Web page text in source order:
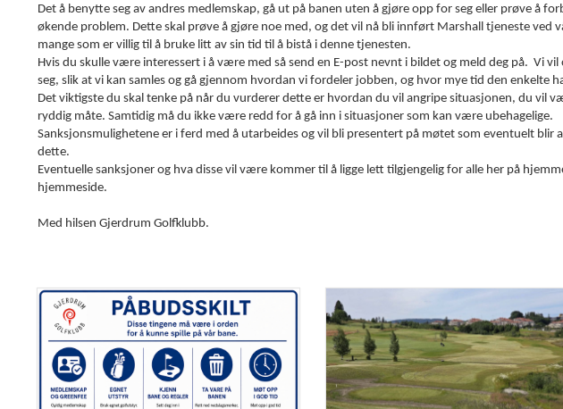
Det å benytte seg av andres medlemskap, gå ut på banen uten å gjøre opp for seg eller prøve å
økende problem. Dette skal prøve å gjøre noe med, og det vil nå bli innført Marshall tjeneste ved
mange som er villig til å bruke litt av sin tid til å bistå i denne tjenesten.
Hvis du skulle være interessert i å være med så send en E-post nevnt i bildet og meld deg på. Vi
seg, slik at vi kan samles og gå gjennom hvordan vi fordeler jobben, og hvor mye tid den enkelte
Det viktigste du skal tenke på når du vurderer dette er hvordan du vil angripe situasjonen, du vil
ryddig måte. Samtidig må du ikke være redd for å gå inn i situasjoner som kan være ubehagelige.
Sanksjonsmulighetene er i ferd med å utarbeides og vil bli presentert på møtet som eventuelt blir
dette.
Eventuelle sanksjoner og hva disse vil være kommer til å ligge lett tilgjengelig for alle her på
hjemmeside.
Med hilsen Gjerdrum Golfklubb.